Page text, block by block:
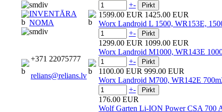
INVENTĀRA
NOMA
+371 22075777
relians@relians.lv
+-
1599.00 EUR 1425.00 EUR
Worx Landroid L 1500, WR153E,
+-
1299.00 EUR 1099.00 EUR
Worx Landroid M1000, WR143E
+-
1100.00 EUR 999.00 EUR
Worx Landroid M700, WR142E
+-
176.00 EUR
Wolf Garten Li-ION Power CSA 700